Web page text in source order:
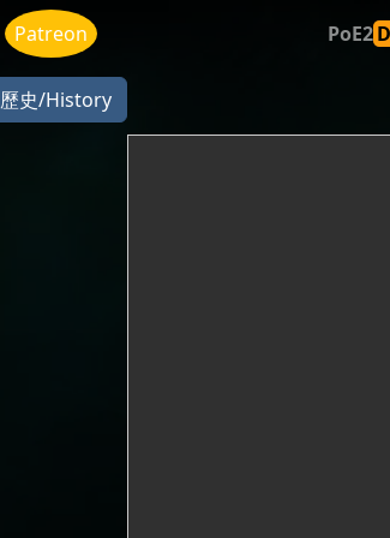
Patreon PoE2
歷史/History